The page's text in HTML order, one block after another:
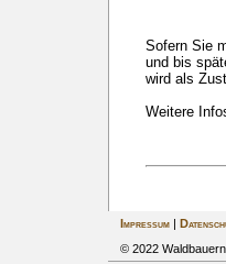
Sofern Sie
und bis
wird als
Weitere
Impressum|
© 2022